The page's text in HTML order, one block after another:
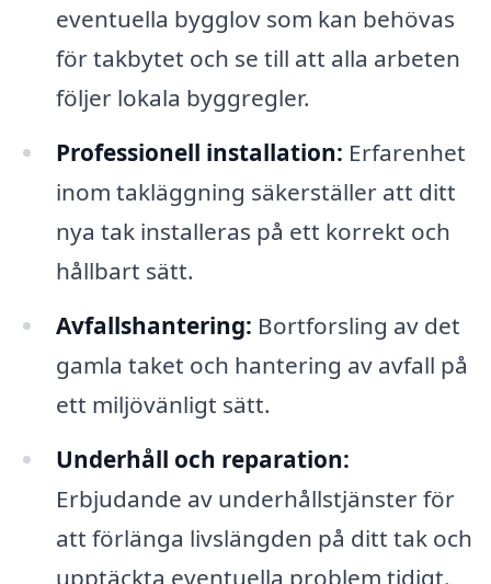
eventuella bygglov som kan behövas
för takbytet och se till att alla arbeten
följer lokala byggregler.
Professionell installation: Erfarenhet
inom takläggning säkerställer att ditt
nya tak installeras på ett korrekt och
hållbart sätt.
Avfallshantering: Bortforsling av det
gamla taket och hantering av avfall på
ett miljövänligt sätt.
Underhåll och reparation:
Erbjudande av underhållstjänster för
att förlänga livslängden på ditt tak och
upptäckta eventuella problem tidigt.